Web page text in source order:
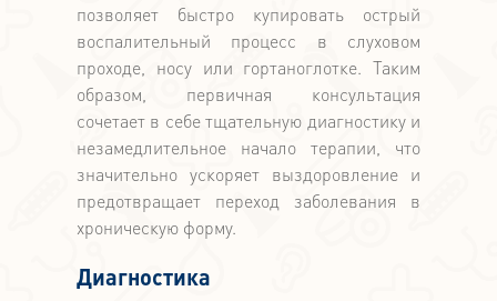
позволяет быстро купировать острый
воспалительный процесс в слуховом
проходе, носу или гортаноглотке. Таким
образом, первичная консультация
сочетает в себе тщательную диагностику и
незамедлительное начало терапии, что
значительно ускоряет выздоровление и
предотвращает переход заболевания в
хроническую форму.
Диагностика